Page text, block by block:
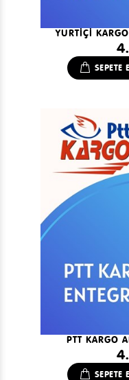
YURTİÇİ
SEPETE
PTT KARGO
SEPETE